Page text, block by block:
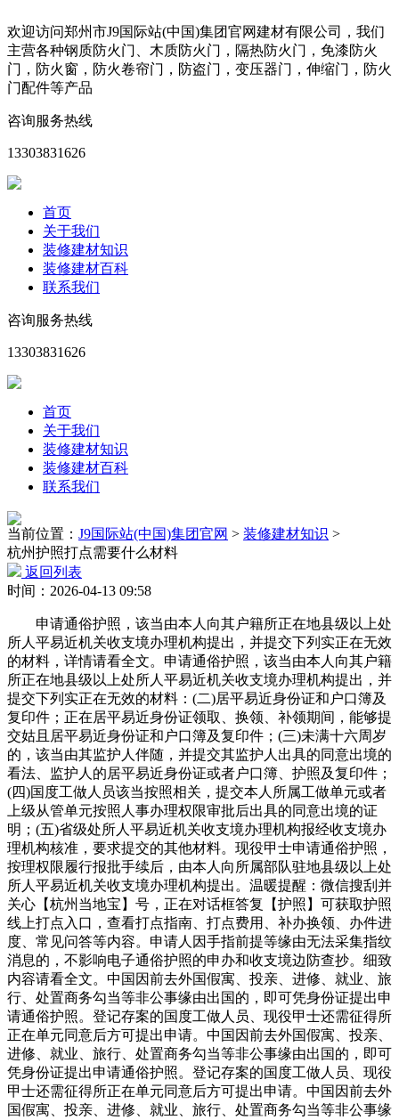
欢迎访问郑州市J9国际站(中国)集团官网建材有限公司，我们
主营各种钢质防火门、木质防火门，隔热防火门，免漆防火
门，防火窗，防火卷帘门，防盗门，变压器门，伸缩门，防火
门配件等产品
咨询服务热线
13303831626
首页
关于我们
装修建材知识
装修建材百科
联系我们
咨询服务热线
13303831626
首页
关于我们
装修建材知识
装修建材百科
联系我们
当前位置： J9国际站(中国)集团官网 > 装修建材知识 >
杭州护照打点需要什么材料
返回列表
时间：2026-04-13 09:58
申请通俗护照，该当由本人向其户籍所正在地县级以上处
所人平易近机关收支境办理机构提出，并提交下列实正在无效
的材料，详情请看全文。申请通俗护照，该当由本人向其户籍
所正在地县级以上处所人平易近机关收支境办理机构提出，并
提交下列实正在无效的材料：(二)居平易近身份证和户口簿及
复印件；正在居平易近身份证领取、换领、补领期间，能够提
交姑且居平易近身份证和户口簿及复印件；(三)未满十六周岁
的，该当由其监护人伴随，并提交其监护人出具的同意出境的
看法、监护人的居平易近身份证或者户口簿、护照及复印件；
(四)国度工做人员该当按照相关，提交本人所属工做单元或者
上级从管单元按照人事办理权限审批后出具的同意出境的证
明；(五)省级处所人平易近机关收支境办理机构报经收支境办
理机构核准，要求提交的其他材料。现役甲士申请通俗护照，
按理权限履行报批手续后，由本人向所属部队驻地县级以上处
所人平易近机关收支境办理机构提出。温暖提醒：微信搜刮并
关心【杭州当地宝】号，正在对话框答复【护照】可获取护照
线上打点入口，查看打点指南、打点费用、补办换领、办件进
度、常见问答等内容。申请人因手指前提等缘由无法采集指纹
消息的，不影响电子通俗护照的申办和收支境边防查抄。细致
内容请看全文。中国因前去外国假寓、投亲、进修、就业、旅
行、处置商务勾当等非公事缘由出国的，即可凭身份证提出申
请通俗护照。登记存案的国度工做人员、现役甲士还需征得所
正在单元同意后方可提出申请。中国因前去外国假寓、投亲、
进修、就业、旅行、处置商务勾当等非公事缘由出国的，即可
凭身份证提出申请通俗护照。登记存案的国度工做人员、现役
甲士还需征得所正在单元同意后方可提出申请。中国因前去外
国假寓、投亲、进修、就业、旅行、处置商务勾当等非公事缘